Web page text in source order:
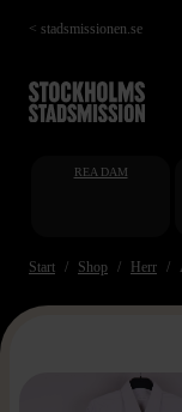
Hoppa
till
< stadsmissionen.se
REA DAM
Start Shop Herr